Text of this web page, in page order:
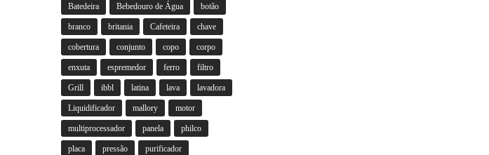
Batedeira Bebedouro de Água botão
branco britania Cafeteira chave
cobertura conjunto copo corpo
enxuta espremedor ferro filtro
Grill ibbl latina lava lavadora
Liquidificador mallory motor
multiprocessador panela philco
placa pressão purificador